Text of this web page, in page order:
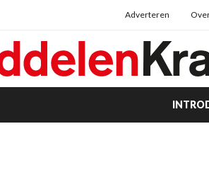
Adverteren